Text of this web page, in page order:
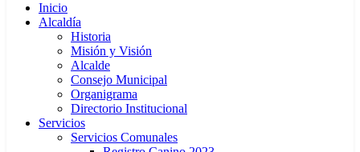
Inicio
Alcaldía
Historia
Misión y Visión
Alcalde
Consejo Municipal
Organigrama
Directorio Institucional
Servicios
Servicios Comunales